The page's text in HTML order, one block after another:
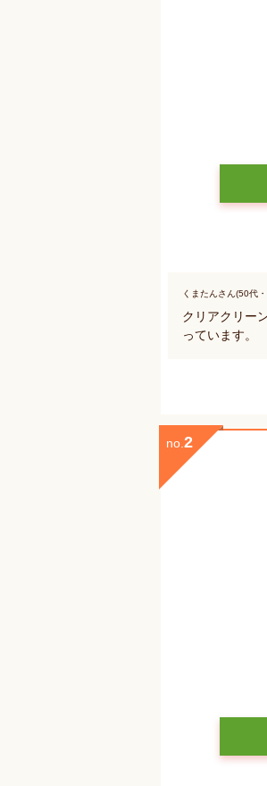
くまたんさん(50代
クリアクリー
っています。
no. 2